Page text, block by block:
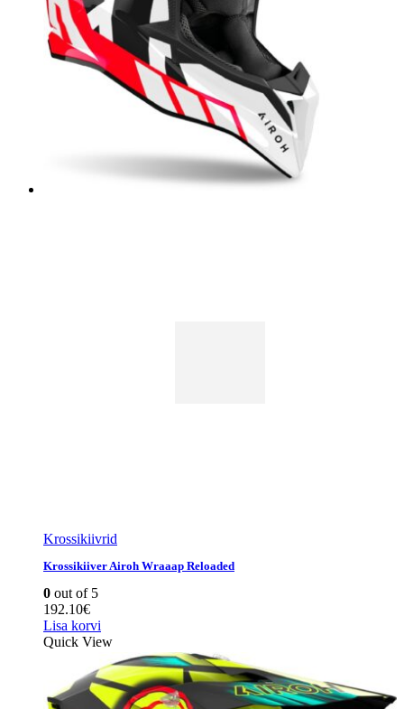
Krossikiivrid
Krossikiiver Airoh Wraaap Reloaded
0 out of 5
192.10€
Lisa korvi
Quick View